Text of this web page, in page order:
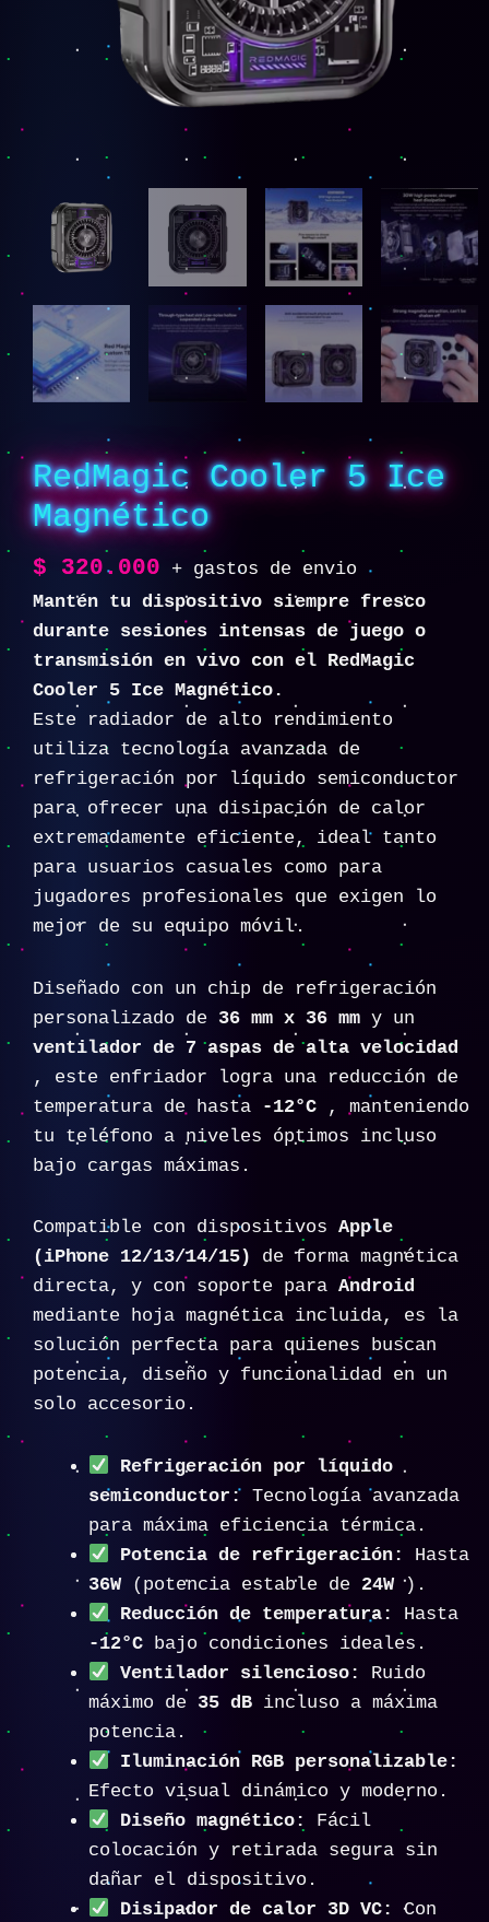
RedMagic Cooler 5 Ice
Magnético
$ 320.000
+ gastos de envio
Mantén tu dispositivo siempre fresco
durante sesiones intensas de juego o
transmisión en vivo con el RedMagic
Cooler 5 Ice Magnético.
Este radiador de alto rendimiento
utiliza tecnología avanzada de
refrigeración por líquido semiconductor
para ofrecer una disipación de calor
extremadamente eficiente, ideal tanto
para usuarios casuales como para
jugadores profesionales que exigen lo
mejor de su equipo móvil.
Diseñado con un chip de refrigeración
personalizado de 36 mm x 36 mm y un
ventilador de 7 aspas de alta velocidad
, este enfriador logra una reducción de
temperatura de hasta
-12°C
, manteniendo
tu teléfono a niveles óptimos incluso
bajo cargas máximas.
Compatible con dispositivos Apple
(iPhone 12/13/14/15) de forma magnética
directa, y con soporte para Android
mediante hoja magnética incluida, es la
solución perfecta para quienes buscan
potencia, diseño y funcionalidad en un
solo accesorio.
Refrigeración por líquido
semiconductor: Tecnología avanzada
para máxima eficiencia térmica.
Potencia de refrigeración: Hasta
36W (potencia estable de 24W).
Reducción de temperatura: Hasta
-12°C bajo condiciones ideales.
Ventilador silencioso: Ruido
máximo de 35 dB incluso a máxima
potencia.
Iluminación RGB personalizable:
Efecto visual dinámico y moderno.
Diseño magnético: Fácil
colocación y retirada segura sin
dañar el dispositivo.
Disipador de calor 3D VC:Con